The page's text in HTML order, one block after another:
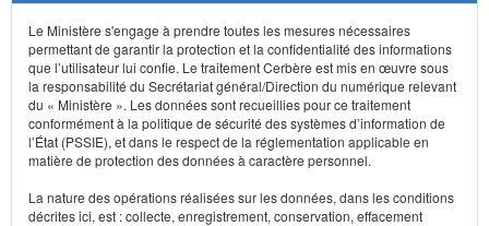
Le Ministère s'engage à prendre toutes les mesures nécessaires
permettant de garantir la protection et la confidentialité des informations
que l’utilisateur lui confie. Le traitement Cerbère est mis en œuvre sous
la responsabilité du Secrétariat général/Direction du numérique relevant
du « Ministère ». Les données sont recueillies pour ce traitement
conformément à la politique de sécurité des systèmes d’information de
l’État (PSSIE), et dans le respect de la réglementation applicable en
matière de protection des données à caractère personnel.
La nature des opérations réalisées sur les données, dans les conditions
décrites ici, est : collecte, enregistrement, conservation, effacement